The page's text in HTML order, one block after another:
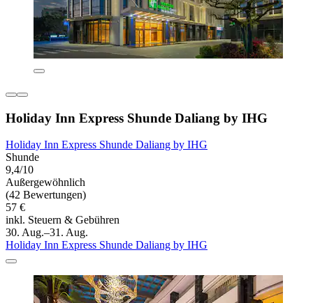
Holiday Inn Express Shunde Daliang by IHG
Holiday Inn Express Shunde Daliang by IHG
Shunde
9,4/10
Außergewöhnlich
(42 Bewertungen)
57 €
inkl. Steuern & Gebühren
30. Aug.–31. Aug.
Holiday Inn Express Shunde Daliang by IHG